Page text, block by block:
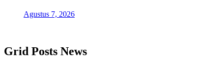
Agustus 7, 2026
Grid Posts News